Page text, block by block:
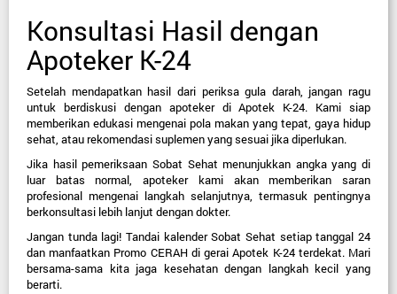
Konsultasi Hasil dengan
Apoteker K-24
Setelah mendapatkan hasil dari periksa gula darah, jangan ragu
untuk berdiskusi dengan apoteker di Apotek K-24. Kami siap
memberikan edukasi mengenai pola makan yang tepat, gaya hidup
sehat, atau rekomendasi suplemen yang sesuai jika diperlukan.
Jika hasil pemeriksaan Sobat Sehat menunjukkan angka yang di
luar batas normal, apoteker kami akan memberikan saran
profesional mengenai langkah selanjutnya, termasuk pentingnya
berkonsultasi lebih lanjut dengan dokter.
Jangan tunda lagi! Tandai kalender Sobat Sehat setiap tanggal 24
dan manfaatkan Promo CERAH di gerai Apotek K-24 terdekat. Mari
bersama-sama kita jaga kesehatan dengan langkah kecil yang
berarti.